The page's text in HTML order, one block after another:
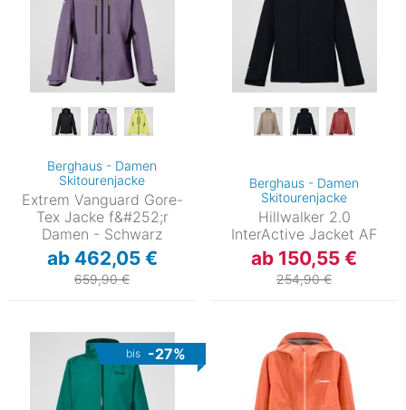
Berghaus - Damen
Skitourenjacke
Extrem Vanguard Gore-
Tex Jacke f&#252;r
Damen - Schwarz
ab 462,05 €
659,90 €
Berghaus - Damen
Skitourenjacke
Hillwalker 2.0
InterActive Jacket AF
ab 150,55 €
254,90 €
bis -27%